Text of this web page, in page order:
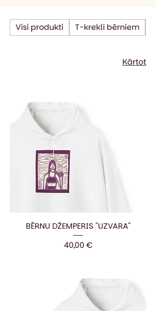
Visi produkti T-krekli bērniem
Kārtot
BĒRNU DŽEMPERIS "UZVARA"
Cena
40,00 €